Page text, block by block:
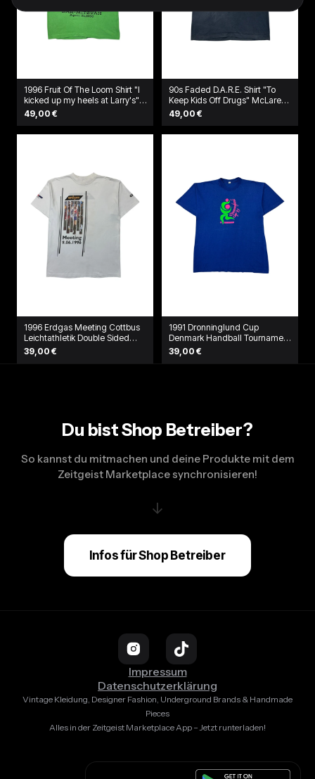
1996 Fruit Of The Loom Shirt "I
kicked up my heels at Larry's"
Grün
49,00 €
90s Faded D.A.R.E. Shirt "To
Keep Kids Off Drugs" McLaren
Schwarz
49,00 €
1996 Erdgas Meeting Cottbus
Leichtathletik Double Sided
Shirt Weiß
39,00 €
1991 Dronninglund Cup
Denmark Handball Tournament
T-Shirt Blau
39,00 €
Du bist Shop Betreiber?
So kannst du mitmachen und deine Produkte mit dem
Zeitgeist Marketplace synchronisieren!
↓
Infos für Shop Betreiber
Impressum
Datenschutzerklärung
Vintage Kleidung, Designer Fashion, Underground Brands & Handmade
Pieces
Alles in der Zeitgeist Marketplace App – Jetzt runterladen!